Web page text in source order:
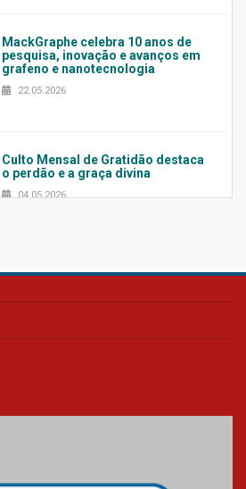
MackGraphe celebra 10 anos de
pesquisa, inovação e avanços em
grafeno e nanotecnologia
22.05.2026
Culto Mensal de Gratidão destaca
o perdão e a graça divina
04.05.2026
Confira como foi o culto mensal